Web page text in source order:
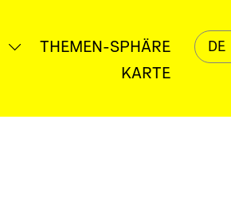
Untermenü
THEMEN-SPHÄRE
KARTE